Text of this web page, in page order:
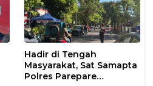
Hadir di Tengah
Masyarakat, Sat Samapta
Polres Parepare